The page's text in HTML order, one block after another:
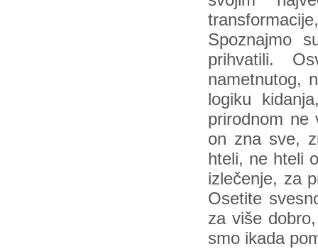
Spoznajmo
prihvatili.
nametnutog,
logiku
prirodnom ne
on zna sve,
hteli, ne hteli
izlečenje, za
Osetite
za više
smo ikada